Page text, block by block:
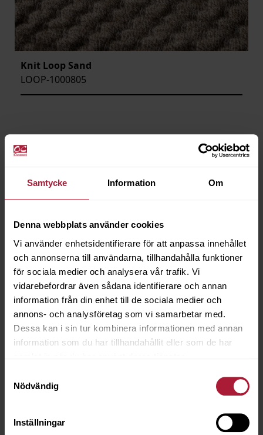
Samtycke Information Om
Denna webbplats använder cookies
Vi använder enhetsidentifierare för att anpassa innehållet
och annonserna till användarna, tillhandahålla funktioner
för sociala medier och analysera vår trafik. Vi
vidarebefordrar även sådana identifierare och annan
information från din enhet till de sociala medier och
annons- och analysföretag som vi samarbetar med.
Dessa kan i sin tur kombinera informationen med annan
information som du har tillhandahållit eller som de har
Nödvändig
Inställningar
Knit Loop Sand
LOOP-1000805